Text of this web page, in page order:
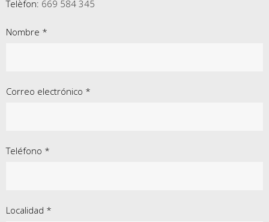
Telèfon: 669 584 345
Nombre *
Correo electrónico *
Teléfono *
Localidad *